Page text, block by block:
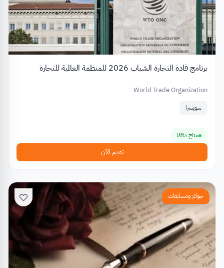
برنامج قادة التجارة الشباب 2026 للمنظمة العالمية للتجارة
World Trade Organization
سويسرا
متاح دائمًا
تقدم الآن
جوائز ومسابقات